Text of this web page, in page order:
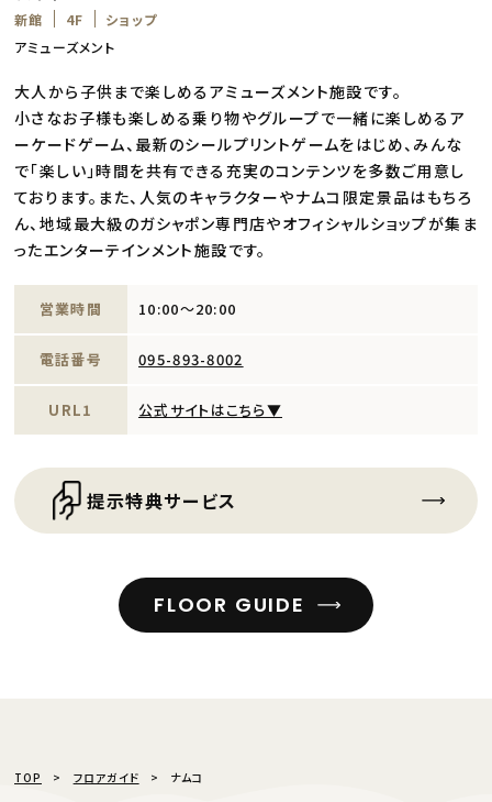
新館 4F
ショップ
アミューズメント
大人から子供まで楽しめるアミューズメント施設です。
小さなお子様も楽しめる乗り物やグループで一緒に楽しめるア
ーケードゲーム、最新のシールプリントゲームをはじめ、みんな
で「楽しい」時間を共有できる充実のコンテンツを多数ご用意し
ております。また、人気のキャラクターやナムコ限定景品はもちろ
ん、地域最大級のガシャポン専門店やオフィシャルショップが集ま
ったエンターテインメント施設です。
営業時間 10:00～20:00
電話番号 095-893-8002
URL1 公式サイトはこちら▼
提示特典サービス
FLOOR GUIDE
TOP フロアガイド ナムコ